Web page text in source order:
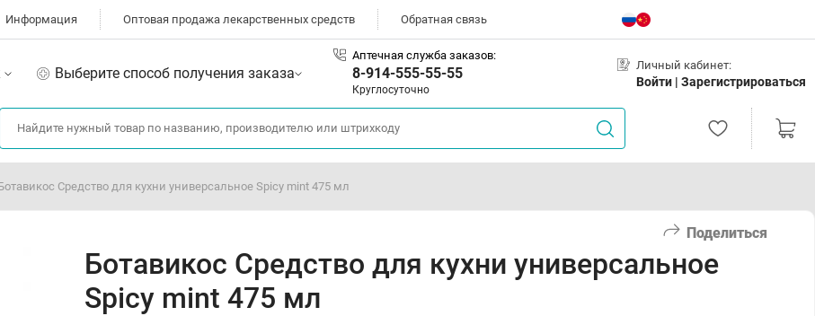
Информация Оптовая продажа лекарственных средств Обратная связь
Выберите способ получения заказа
Аптечная служба заказов:
8-914-555-55-55
Круглосуточно
Личный кабинет:
Войти | Зарегистрироваться
Средство для кухни универсальное Spicy mint 475 мл
Поделиться
Ботавикос Средство для кухни универсальное
Spicy mint 475 мл